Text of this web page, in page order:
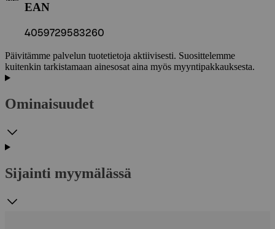
EAN
4059729583260
Päivitämme palvelun tuotetietoja aktiivisesti. Suosittelemme
kuitenkin tarkistamaan ainesosat aina myös myyntipakkauksesta.
Ominaisuudet
Sijainti myymälässä